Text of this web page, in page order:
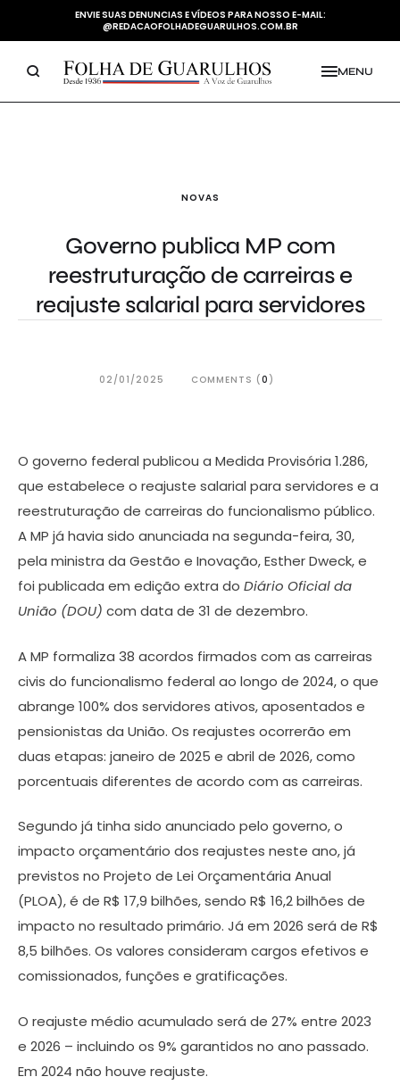
ENVIE SUAS DENUNCIAS E VÍDEOS PARA NOSSO E-MAIL:
@REDACAOFOLHADEGUARULHOS.COM.BR
MENU
NOVAS
Governo publica MP com
reestruturação de carreiras e
reajuste salarial para servidores
02/01/2025 COMMENTS (0 )
O governo federal publicou a Medida Provisória 1.286,
que estabelece o reajuste salarial para servidores e a
reestruturação de carreiras do funcionalismo público.
A MP já havia sido anunciada na segunda-feira, 30,
pela ministra da Gestão e Inovação, Esther Dweck, e
foi publicada em edição extra do Diário Oficial da
União (DOU) com data de 31 de dezembro.
A MP formaliza 38 acordos firmados com as carreiras
civis do funcionalismo federal ao longo de 2024, o que
abrange 100% dos servidores ativos, aposentados e
pensionistas da União. Os reajustes ocorrerão em
duas etapas: janeiro de 2025 e abril de 2026, como
porcentuais diferentes de acordo com as carreiras.
Segundo já tinha sido anunciado pelo governo, o
impacto orçamentário dos reajustes neste ano, já
previstos no Projeto de Lei Orçamentária Anual
(PLOA), é de R$ 17,9 bilhões, sendo R$ 16,2 bilhões de
impacto no resultado primário. Já em 2026 será de R$
8,5 bilhões. Os valores consideram cargos efetivos e
comissionados, funções e gratificações.
O reajuste médio acumulado será de 27% entre 2023
e 2026 – incluindo os 9% garantidos no ano passado.
Em 2024 não houve reajuste.